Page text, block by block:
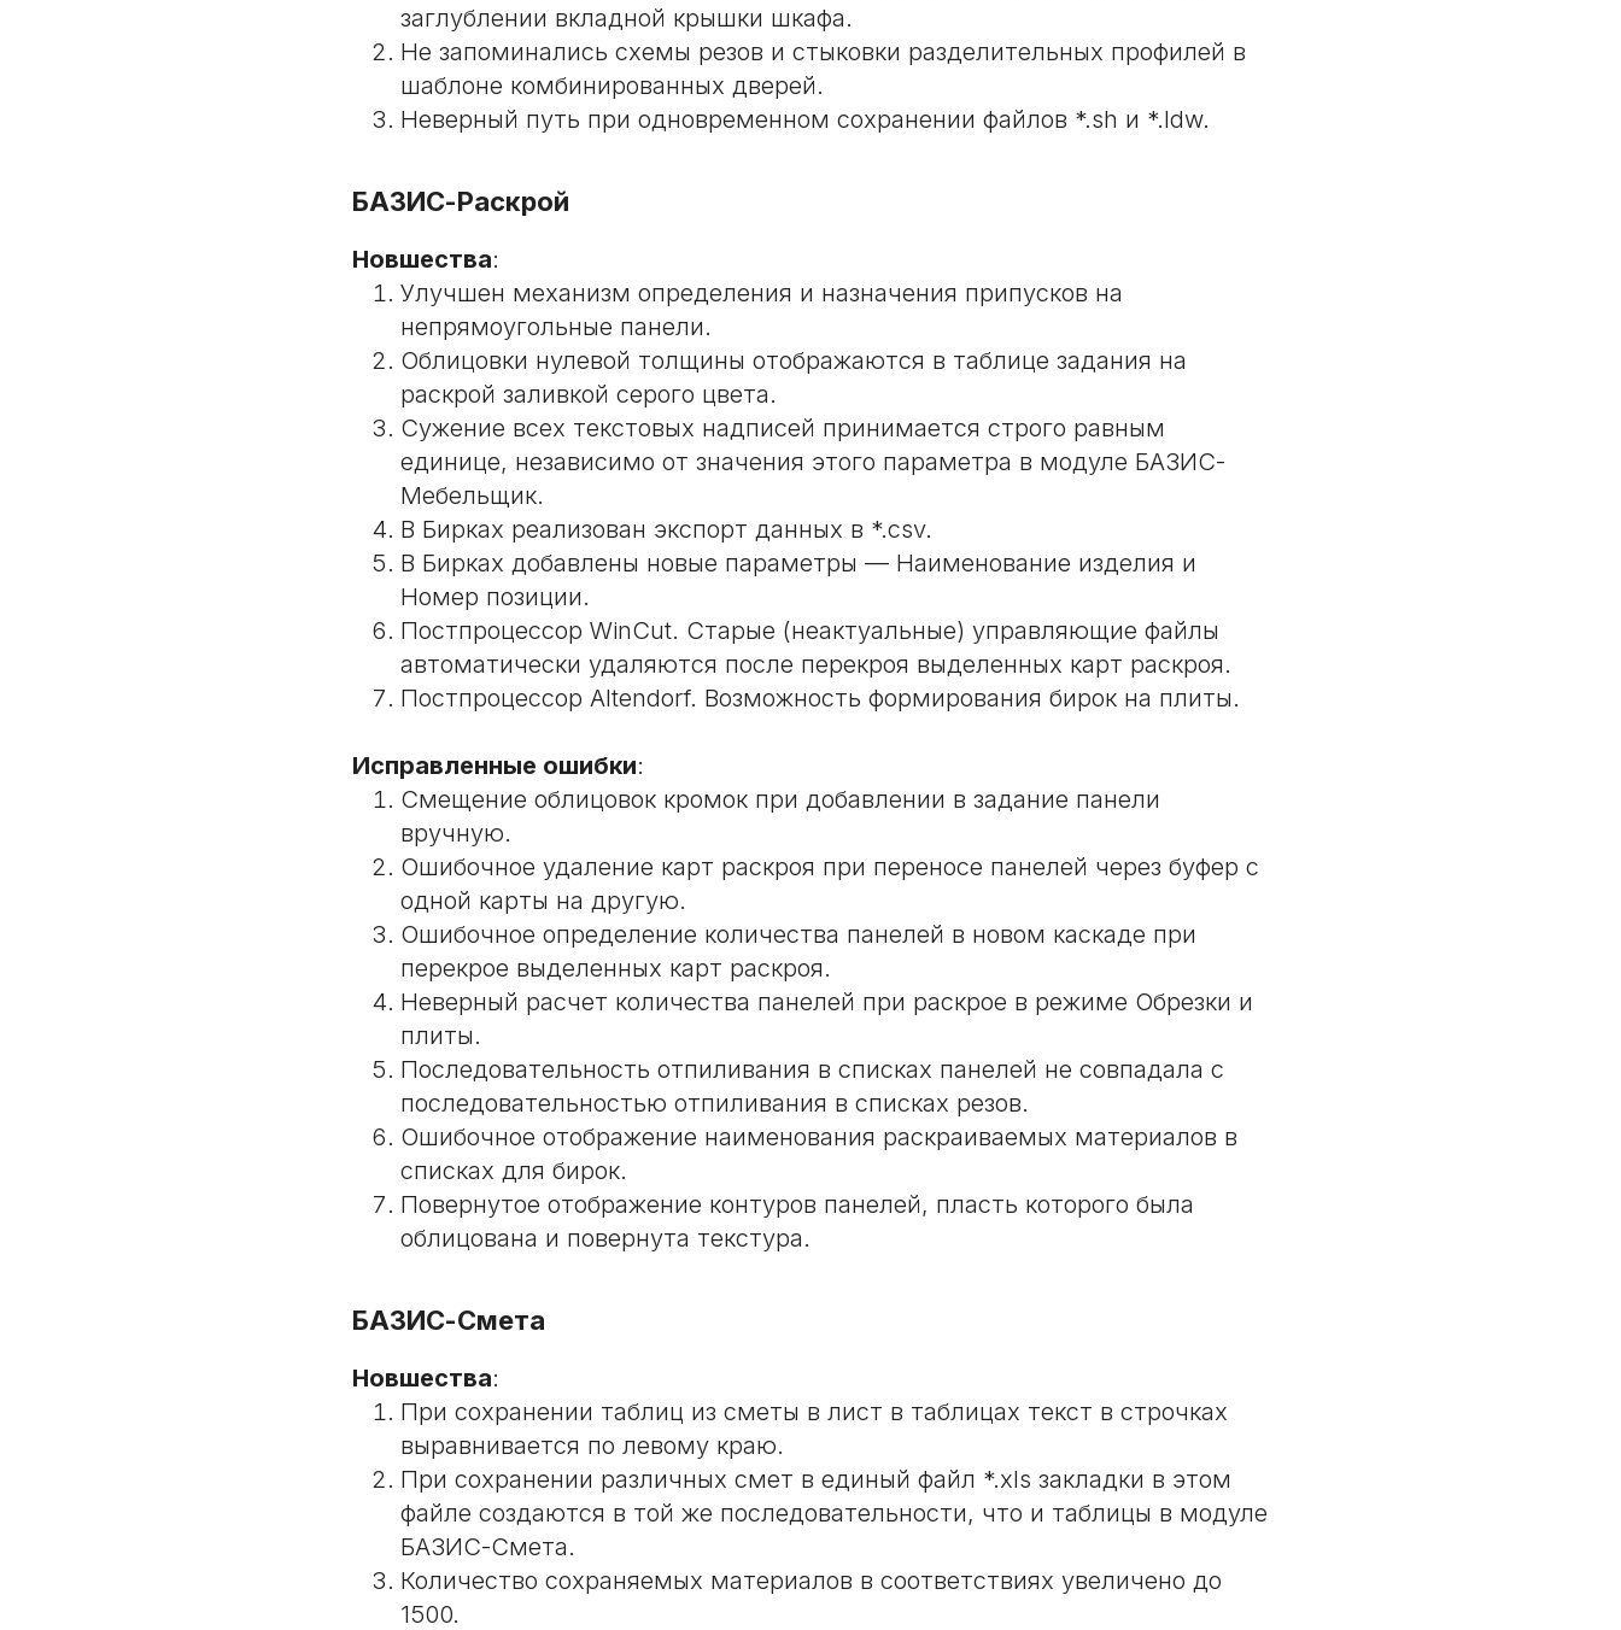
заглублении вкладной крышки шкафа.
Не запоминались схемы резов и стыковки разделительных профилей в
шаблоне комбинированных дверей.
Неверный путь при одновременном сохранении файлов *.sh и *.ldw.
БАЗИС-Раскрой
Новшества:
Улучшен механизм определения и назначения припусков на
непрямоугольные панели.
Облицовки нулевой толщины отображаются в таблице задания на
раскрой заливкой серого цвета.
Сужение всех текстовых надписей принимается строго равным
единице, независимо от значения этого параметра в модуле БАЗИС-
Мебельщик.
В Бирках реализован экспорт данных в *.csv.
В Бирках добавлены новые параметры — Наименование изделия и
Номер позиции.
Постпроцессор WinCut. Старые (неактуальные) управляющие файлы
автоматически удаляются после перекроя выделенных карт раскроя.
Постпроцессор Altendorf. Возможность формирования бирок на плиты.
Исправленные ошибки:
Смещение облицовок кромок при добавлении в задание панели
вручную.
Ошибочное удаление карт раскроя при переносе панелей через буфер с
одной карты на другую.
Ошибочное определение количества панелей в новом каскаде при
перекрое выделенных карт раскроя.
Неверный расчет количества панелей при раскрое в режиме Обрезки и
плиты.
Последовательность отпиливания в списках панелей не совпадала с
последовательностью отпиливания в списках резов.
Ошибочное отображение наименования раскраиваемых материалов в
списках для бирок.
Повернутое отображение контуров панелей, пласть которого была
облицована и повернута текстура.
БАЗИС-Смета
Новшества:
При сохранении таблиц из сметы в лист в таблицах текст в строчках
выравнивается по левому краю.
При сохранении различных смет в единый файл *.xls закладки в этом
файле создаются в той же последовательности, что и таблицы в модуле
БАЗИС-Смета.
Количество сохраняемых материалов в соответствиях увеличено до
1500.